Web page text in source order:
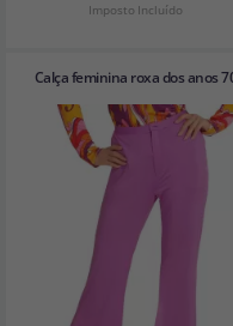
Imposto Incluído
Calça feminina roxa dos anos